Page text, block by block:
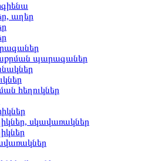
աղեր
պարագաներ
հեղուկներ
սկավառակներ